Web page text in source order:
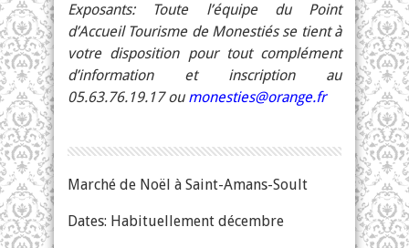
Exposants: Toute l’équipe du Point
d’Accueil Tourisme de Monestiés se tient à
votre disposition pour tout complément
d’information et inscription au
05.63.76.19.17 ou monesties@orange.fr
Marché de Noël à Saint-Amans-Soult
Dates: Habituellement décembre